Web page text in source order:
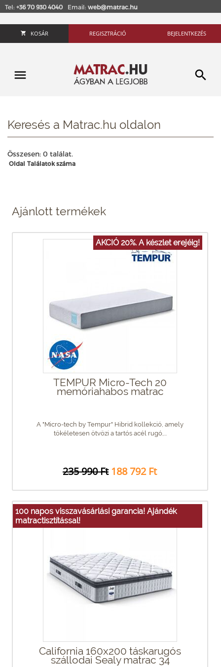
Tel: +36 70 930 4040 Email: web@matrac.hu
KOSÁR REGISZTRÁCIÓ BEJELENTKEZÉS
Keresés a Matrac.hu oldalon
Összesen: 0 találat.
Oldal Találatok száma
Ajánlott termékek
AKCIÓ 20%. A készlet erejéig!
TEMPUR Micro-Tech 20
memóriahabos matrac
A "Micro-tech by Tempur" Hibrid kollekció, amely
tökéletesen ötvözi a tartós acél rugó,...
235 990 Ft 188 792 Ft
100 napos visszavásárlási garancia! Ajándék
matractisztítással!
California 160x200 táskarugós
szállodai Sealy matrac 34